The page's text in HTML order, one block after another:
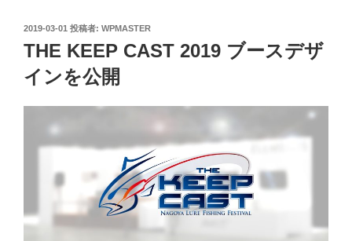
投
稿
日:
2019-03-01 投稿者: WPMASTER
THE KEEP CAST 2019 ブースデザ
インを公開